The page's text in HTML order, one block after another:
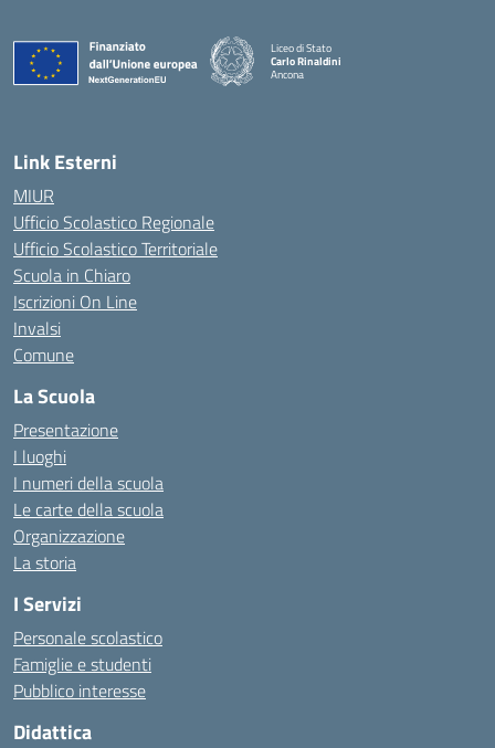
Liceo di Stato
Carlo Rinaldini
Ancona
Link Esterni
MIUR
Ufficio Scolastico Regionale
Ufficio Scolastico Territoriale
Scuola in Chiaro
Iscrizioni On Line
Invalsi
Comune
La Scuola
Presentazione
I luoghi
I numeri della scuola
Le carte della scuola
Organizzazione
La storia
I Servizi
Personale scolastico
Famiglie e studenti
Pubblico interesse
Didattica